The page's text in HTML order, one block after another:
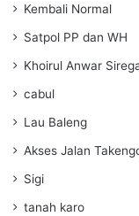
Kembali Normal
Satpol PP dan WH
Khoirul Anwar
cabul
Lau Baleng
Akses Jalan
Sigi
tanah karo